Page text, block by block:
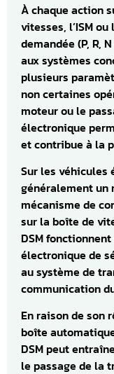
À chaque action
vitesses, l’ISM
demandée (P, R,
aux systèmes
plusieurs
non certaines
moteur ou le
électronique
et contribue à la
Sur les véhicules
généralement un
mécanisme de
sur la boîte de
DSM
électronique de
au système de
communication
En raison de son
boîte
DSM peut
le passage de la